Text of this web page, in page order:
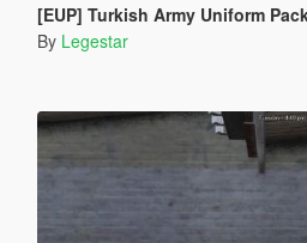
[EUP] Turkish Army Uniform
By Legestar